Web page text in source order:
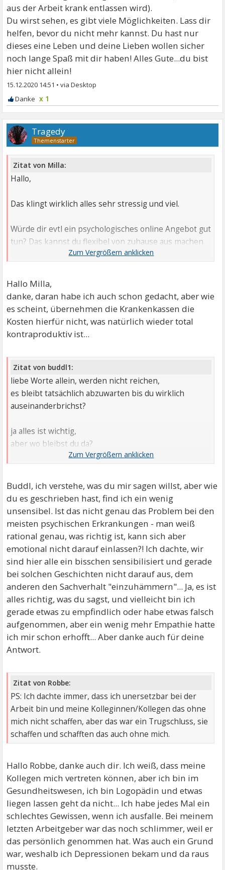
aus der Arbeit krank entlassen wird).
Du wirst sehen, es gibt viele Möglichkeiten. Lass dir
helfen, bevor du nicht mehr kannst. Du hast nur
dieses eine Leben und deine Lieben wollen sicher
noch lange Spaß mit dir haben! Alles Gute...du bist
hier nicht allein!
15.12.2020 14:51 •
x 1
Tragedy
Zitat von Milla:
Hallo,
Das klingt wirklich alles sehr stressig und viel.
Würde dir evtl ein psychologisches online Angebot gut
tun? Das kannst du flexibel von zuhause aus machen
und bekommst evtl. Input der dir helfen kann?
Hallo Milla,
danke, daran habe ich auch schon gedacht, aber wie
es scheint, übernehmen die Krankenkassen die
Kosten hierfür nicht, was natürlich wieder total
kontraproduktiv ist...
Zitat von buddl1:
liebe Worte allein, werden nicht reichen,
es bleibt tatsächlich abzuwarten bis du wirklich
auseinanderbrichst?
ja alles ist wichtig,
aber wo bleibst du da?
musste jetzt erst mal raus.
wenn du dir eine prio-Liste machen würdest,
was steht an oberster Stelle?
wenn das deine Kinder, dein Mann sein sollte,
gut so!
wenn danach aber die Arbeit und alles andere kommt,
du nicht mal drauf bist...
du hast alles dazu geschrieben.
es ist Zeit ein Stoppschild zu ziehen.
setz dich gang ganz oben auf die Liste
und richte danach deinen Plan was zu erledigen ist!
nur wenn du das machst, haben deine Kinder, dein
Mann
Aussicht.
oder bald alles, nur noch ohne dich...
du hast bemerkt, es geht auch ohne die Arbeit, sie
schaffen einen Ersatz,
die Arbeit bleibt schlechten falls liegen.
na und?
ist das dein Ziel oder nimmst du das als Folge in Kauf?
du hast nur den einen Körper, lege deine Hand auf
den Bauch,
dort wo das Leben wuchs, was dir heute in die Augen
schaut.
sie brauchen dich,
stark, gefühlsvoll, liebend und zugleich, die alle
Sorgen abnehmen kann...
Buddl, ich verstehe, was du mir sagen willst, aber wie
du es geschrieben hast, find ich ein wenig
unsensibel. Ist das nicht genau das Problem bei den
meisten psychischen Erkrankungen - man weiß
rational genau, was richtig ist, kann sich aber
emotional nicht darauf einlassen?! Ich dachte, wir
sind hier alle ein bisschen sensibilisiert und gerade
bei solchen Geschichten nicht darauf aus, dem
anderen den Sachverhalt "einzuhämmern"... Ja, es ist
alles richtig, was du sagst, und vielleicht bin ich
gerade etwas zu empfindlich oder habe etwas falsch
aufgenommen, aber ein wenig mehr Empathie hatte
ich mir schon erhofft... Aber danke auch für deine
Antwort.
Zitat von Robbe:
PS: Ich dachte immer, dass ich unersetzbar bei der
Arbeit bin und meine Kolleginnen/Kollegen das ohne
mich nicht schaffen, aber das war ein Trugschluss, sie
schaffen und schafften das auch ohne mich.
Hallo Robbe, danke auch dir. Ich weiß, dass meine
Kollegen mich vertreten können, aber ich bin im
Gesundheitswesen, ich bin Logopädin und etwas
liegen lassen geht da nicht... Ich habe jedes Mal ein
schlechtes Gewissen, wenn ich ausfalle. Bei meinem
letzten Arbeitgeber war das noch schlimmer, weil er
das persönlich genommen hat. Was auch ein Grund
war, weshalb ich Depressionen bekam und da raus
musste.